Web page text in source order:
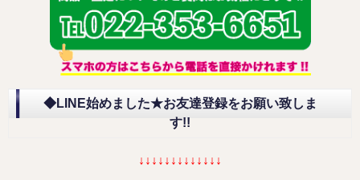
◆LINE始めました★お友達登録をお願い致しま
す!!
↓↓↓↓↓↓↓↓↓↓↓↓↓